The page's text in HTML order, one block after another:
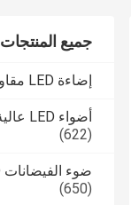
جميع المنتجات
إضاءة LED مقاومة للانفجار
أضواء LED عالية خليج واقية من الانفجار
(622)
ضوء الفيضانات LED دليل على الانفجار
(650)